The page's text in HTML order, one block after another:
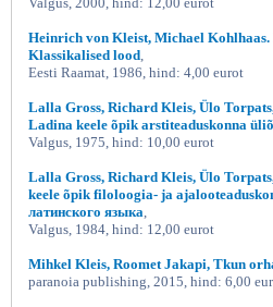
Eesti Entsüklopeedia III
Heinrich von Kleist, Michael
Klassikalised lood,
Eesti Raamat, 1986, hind: 4,00 eurot
Lalla Gross, Richard Kleis, Ülo
Ladina keele õpik arstiteaduskonna
Valgus, 1975, hind: 10,00 eurot
Lalla Gross, Richard Kleis, Ülo
keele õpik filoloogia- ja
латинского языка,
Valgus, 1984, hind: 12,00 eurot
Mihkel Kleis, Roomet Jakapi, Tkun
paranoia publishing, 2015, hind: 6,00